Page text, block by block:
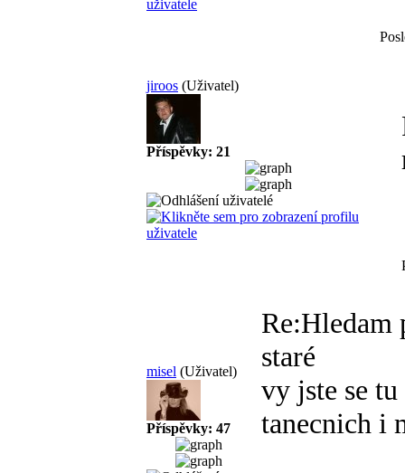
jiroos (Uživatel)
Příspěvky: 21
misel (Uživatel)
Příspěvky: 47
staré
vy jste se
tanecnich i